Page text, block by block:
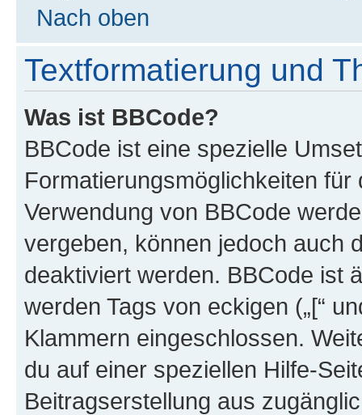
Nach oben
Textformatierung und
Was ist BBCode?
BBCode ist eine spezielle
Formatierungsmöglichkeiten
Verwendung von BBCode
vergeben, können jedoch auch
deaktiviert werden. BBCode ist
werden Tags von eckigen („[“
Klammern eingeschlossen.
du auf einer speziellen Hilfe-
Beitragserstellung aus